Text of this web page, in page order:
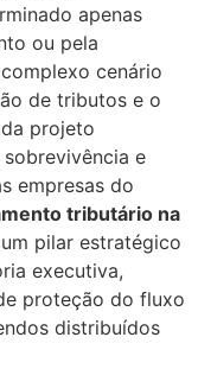
apenas
ou pela
cenário
de tributos e o
projeto
e
empresas do
tributário na
pilar estratégico
executiva,
proteção do fluxo
distribuídos